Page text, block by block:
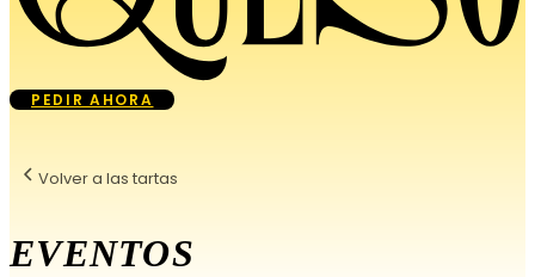
PEDIR AHORA
Volver a las tartas
EVENTOS